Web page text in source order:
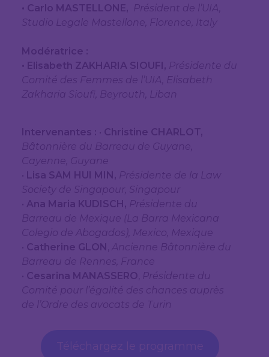
• Carlo MASTELLONE, Président de l’UIA,
Studio Legale Mastellone, Florence, Italy
Modératrice :
• Elisabeth ZAKHARIA SIOUFI, Présidente du
Comité des Femmes de l’UIA, Elisabeth
Zakharia Sioufi, Beyrouth, Liban
Intervenantes : • Christine CHARLOT,
Bâtonnière du Barreau de Guyane,
Cayenne, Guyane
• Lisa SAM HUI MIN, Présidente de la Law
Society de Singapour, Singapour
• Ana Maria KUDISCH, Présidente du
Barreau de Mexique (La Barra Mexicana
Colegio de Abogados), Mexico, Mexique
• Catherine GLON Ancienne Bâtonnière du
Barreau de Rennes, France
• Cesarina MANASSERO Présidente du
Comité pour l’égalité des chances auprès
de l’Ordre des avocats de Turin
Téléchargez le programme